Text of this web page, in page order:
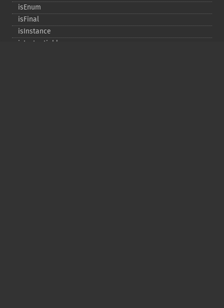
isEnum
isFinal
isInstance
isInstantiable